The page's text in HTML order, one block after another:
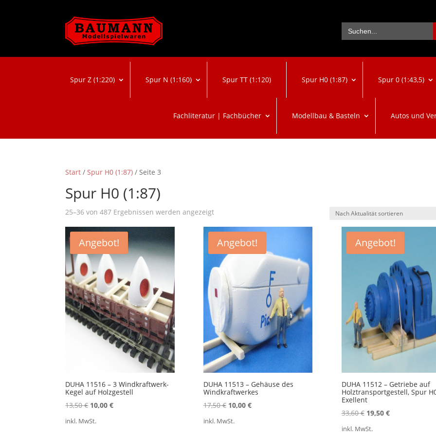
Search
for:
Spur Z (1:220) Spur N (1:160) Spur TT (1:120) Spur H0 (1:87) Spur 0 (1:43,5)
Fachliteratur | Fachbücher Modellbau & Basteln Autos und
Start /Spur H0 (1:87) / Seite 3
Spur H0 (1:87)
25–36 von 487 Ergebnissen werden angezeigtNach
sortiert
Angebot!
DUHA 11516 – 3 Windkraftwerk-
Kegel auf Holzgestell
13,50€ Ursprünglicher
10,00€Aktueller
inkl. MwSt.
Angebot!
DUHA 11513 – Gehäuse des
Windkraftwerkes
17,50€ Ursprünglicher
10,00 €Aktueller
inkl. MwSt.
Angebot!
DUHA 11512 – Getriebe auf
Holztransportgestell, Spur
Exellent
33,60€ Ursprünglicher
19,50 €Aktueller
inkl. MwSt.